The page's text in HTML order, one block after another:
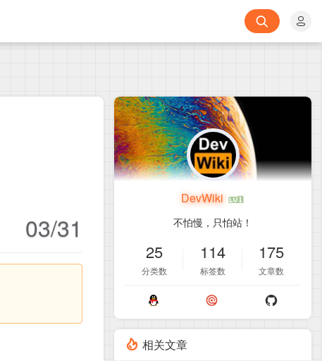
03/31
DevWiki
不怕慢，只怕站！
25
分类数
114
标签数
175
文章数
相关文章